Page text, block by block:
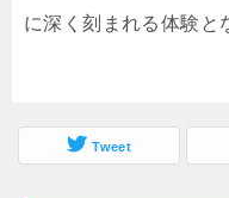
に深く刻まれる体験と
Tweet